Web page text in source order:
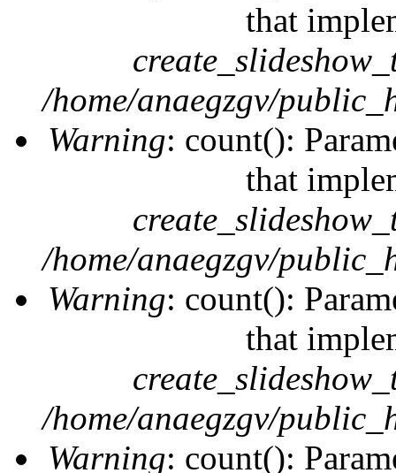
that
/home/anaegzgv/
Warning: count():
that
/home/anaegzgv/
Warning: count():
that
/home/anaegzgv/
Warning: count():